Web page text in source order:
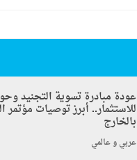
عودة مبادرة تسوية التجنيد
للاستثمار.. أبرز توصيات مؤتمر
بالخارج
عربي و عالمي